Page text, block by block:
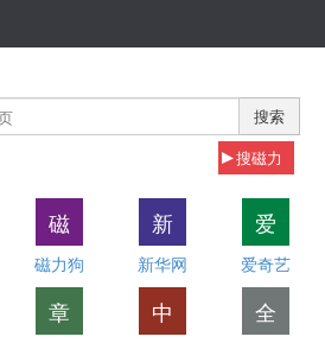
搜索
搜磁力
磁
磁力狗
新
新华网
爱
爱奇艺
章 中 全